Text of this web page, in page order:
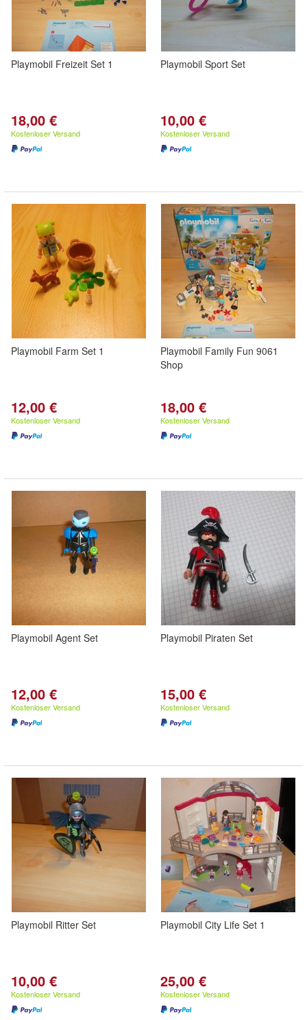
Playmobil Freizeit Set 1
18,00 €
Kostenloser Versand
Playmobil Sport Set
10,00 €
Kostenloser Versand
Playmobil Farm Set 1
12,00 €
Kostenloser Versand
Playmobil Family Fun 9061
Shop
18,00 €
Kostenloser Versand
Playmobil Agent Set
12,00 €
Kostenloser Versand
Playmobil Piraten Set
15,00 €
Kostenloser Versand
Playmobil Ritter Set
10,00 €
Kostenloser Versand
Playmobil City Life Set 1
25,00 €
Kostenloser Versand